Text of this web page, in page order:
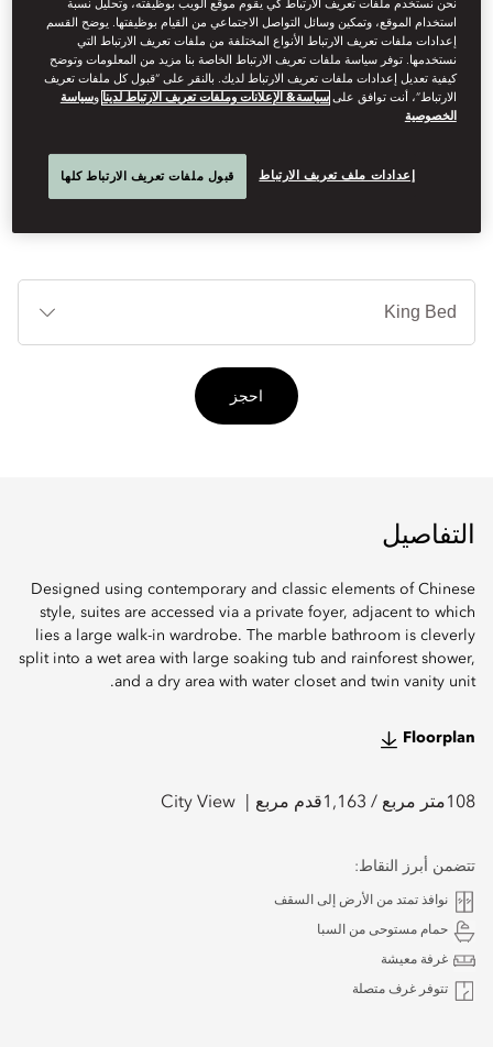
CLUB EXECUTIVE SUITE
Enjoying panoramic city views, these suites offer the amenities of
our Executive Suites but with Oriental Club privileges. A
احجز
التفاصيل
Designed using contemporary and classic elements of Chinese
style, suites are accessed via a private foyer, adjacent to which
lies a large walk-in wardrobe. The marble bathroom is cleverly
split into a wet area with large soaking tub and rainforest shower,
and a dry area with water closet and twin vanity unit.
Floorplan
108متر مربع / 1,163قدم مربع City View
تتضمن أبرز النقاط:
نوافذ تمتد من الأرض إلى السقف
حمام مستوحى من السبا
غرفة معيشة
تتوفر غرف متصلة
نحن نستخدم ملفات تعريف الارتباط كي يقوم موقع الويب بوظيفته، وتحليل نسبة
استخدام الموقع، وتمكين وسائل التواصل الاجتماعي من القيام بوظيفتها. يوضح القسم
إعدادات ملفات تعريف الارتباط الأنواع المختلفة من ملفات تعريف الارتباط التي
نستخدمها. توفر سياسة ملفات تعريف الارتباط الخاصة بنا مزيد من المعلومات وتوضح
كيفية تعديل إعدادات ملفات تعريف الارتباط لديك. بالنقر على “قبول كل ملفات تعريف
الارتباط”، أنت توافق علىسياسة& الإعلانات وملفات تعريف الارتباط لدينا وسياسة
الخصوصية
إعدادات ملف تعريف الارتباط قبول ملفات تعريف الارتباط كلها